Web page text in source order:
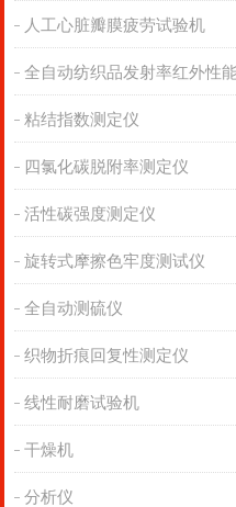
人工心脏瓣膜疲劳试验机
粘结指数测定仪
四氯化碳脱附率测定仪
活性碳强度测定仪
旋转式摩擦色牢度测试仪
全自动测硫仪
织物折痕回复性测定仪
线性耐磨试验机
干燥机
分析仪